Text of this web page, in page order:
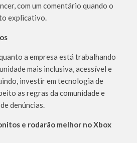
com um comentário quando o
explicativo.
a empresa está trabalhando
mais inclusiva, acessível e
investir em tecnologia de
as regras da comunidade e
denúncias.
e rodarão melhor no Xbox